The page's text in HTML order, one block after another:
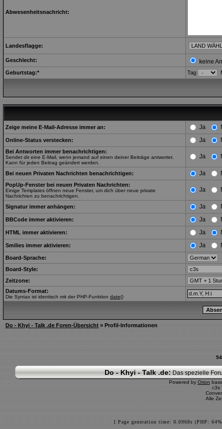
Abwesenheitsnachricht:
Landesflagge:
Geschlecht: keine
Geburtstag:* Tag
Zeige meine E-Mail-Adresse immer an: Ja
Online-Status verstecken: Ja
Bei Antworten immer benachrichtigen:
Sendet dir eine E-Mail, wenn jemand auf einen deiner Beiträge antwortet.
Kann für jeden Beitrag geändert werden.
Ja
Bei neuen Privaten Nachrichten benachrichtigen: Ja
PopUp-Fenster bei neuen Privaten Nachrichten:
Einige Templates öffnen neue Fenster, um dich über neue private
Nachrichten zu benachrichtigen.
Ja
Signatur immer anhängen: Ja
BBCode immer aktivieren: Ja
HTML immer aktivieren: Ja
Smilies immer aktivieren: Ja
Board-Sprache:
Board-Style:
Zeitzone:
Datums-Format:
Die Syntax ist identisch mit der PHP-Funktion date()
Do - Khyi - Talk .de Foren-Übersicht » Profil-Informationen
Do - Khyi - Talk .de: Das spezielle
Powered by Orion
c3s
Alle
[ Page generation time: 0.0968s (PHP: